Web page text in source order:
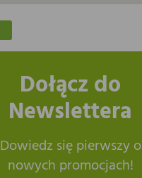
Dołącz do
Newslettera
Dowiedz się pierwszy o
nowych promocjach!